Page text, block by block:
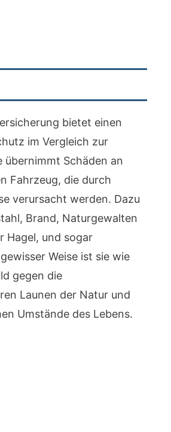
bietet einen
im Vergleich zur
übernimmt Schäden an
Fahrzeug, die durch
verursacht werden. Dazu
Brand, Naturgewalten
Hagel, und sogar
Weise ist sie wie
gegen die
Launen der Natur und
Umstände des Lebens.